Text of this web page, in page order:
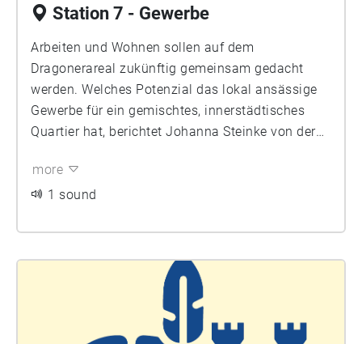
Station 7 - Gewerbe
Arbeiten und Wohnen sollen auf dem
Dragonerareal zukünftig gemeinsam gedacht
werden. Welches Potenzial das lokal ansässige
Gewerbe für ein gemischtes, innerstädtisches
Quartier hat, berichtet Johanna Steinke von der
"Gemeinwohlorientiert und kooperativ" beschreibt
eine Zielmarke des Modellprojekts- was bedeutet
more
1 sound